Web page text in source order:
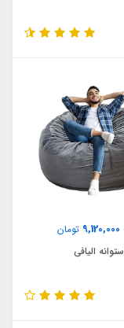
9,120,000 تومان
الیافی